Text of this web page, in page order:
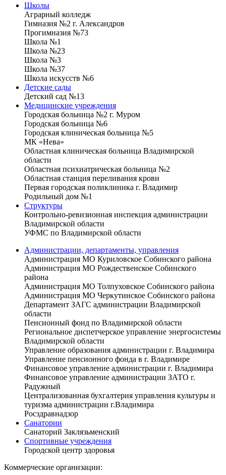
Школы
Аграрный колледж
Гимназия №2 г. Александров
Прогимназия №73
Школа №1
Школа №23
Школа №3
Школа №37
Школа искусств №6
Детские сады
Детский сад №13
Медицинские учреждения
Городская больница №2 г. Муром
Городская больница №6
Городская клиническая больница №5
МК «Нева»
Областная клиническая больница Владимирской
области
Областная психиатрическая больница №2
Областная станция переливания крови
Первая городская поликлиника г. Владимир
Родильный дом №1
Структуры
Контрольно-ревизионная инспекция администрации
Владимирской области
УФМС по Владимирской области
Администрации, департаменты, управления
Администрация МО Куриловское Собинского района
Администрация МО Рождественское Собинского
района
Администрация МО Толпуховское Собинского района
Администрация МО Черкутинское Собинского района
Департамент ЗАГС администрации Владимирской
области
Пенсионный фонд по Владимирской области
Региональное диспетчерское управление энергосистемы
Владимирской области
Управление образования администрации г. Владимира
Управление пенсионного фонда в г. Владимире
Финансовое управление администрации г. Владимира
Финансовое управление администрации ЗАТО г.
Радужный
Централизованная бухгалтерия управления культуры и
туризма администрации г.Владимира
Росздравнадзор
Санатории
Санаторий Заклязьменский
Спортивные учреждения
Городской центр здоровья
Коммерческие организации: